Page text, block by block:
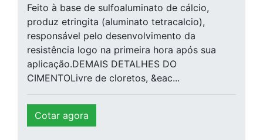
Feito à base de sulfoaluminato de cálcio,
produz etringita (aluminato tetracalcio),
responsável pelo desenvolvimento da
resistência logo na primeira hora após sua
aplicação.DEMAIS DETALHES DO
CIMENTOLivre de cloretos, &eac...
Cotar agora